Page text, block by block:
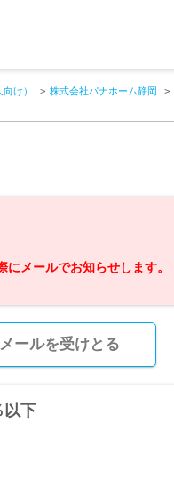
け） 株式会社パナホーム静岡
メールでお知らせします。
ールを受けとる
以下